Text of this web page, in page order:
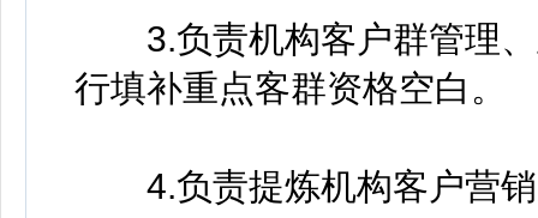
3.负责机构客户群管理、
行填补重点客群资格空白。
4.负责提炼机构客户营销